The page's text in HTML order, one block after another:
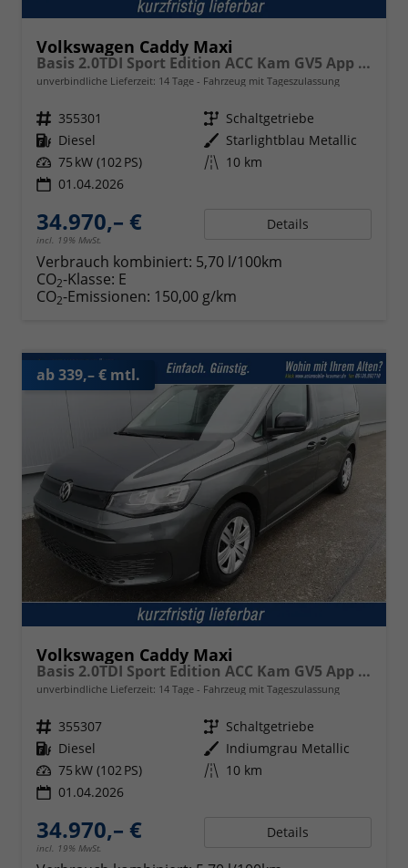
Volkswagen Caddy Maxi
Basis 2.0TDI Sport Edition ACC Kam GV5 App AHK Reling
unverbindliche Lieferzeit: 14 Tage Fahrzeug mit Tageszulassung
Fahrzeugnr. 355301 Getriebe Schaltgetriebe
Kraftstoff Diesel Außenfarbe Starlightblau Metallic
Leistung 75 kW (102 PS) Kilometerstand 10 km
01.04.2026
34.970,– €
incl. 19% MwSt.
Details
Verbrauch kombiniert: 5,70 l/100km
CO2-Klasse: E
CO2-Emissionen: 150,00 g/km
ab 339,– € mtl.
Volkswagen Caddy Maxi
Basis 2.0TDI Sport Edition ACC Kam GV5 App AHK Reling
unverbindliche Lieferzeit: 14 Tage Fahrzeug mit Tageszulassung
Fahrzeugnr. 355307 Getriebe Schaltgetriebe
Kraftstoff Diesel Außenfarbe Indiumgrau Metallic
Leistung 75 kW (102 PS) Kilometerstand 10 km
01.04.2026
34.970,– €
incl. 19% MwSt.
Details